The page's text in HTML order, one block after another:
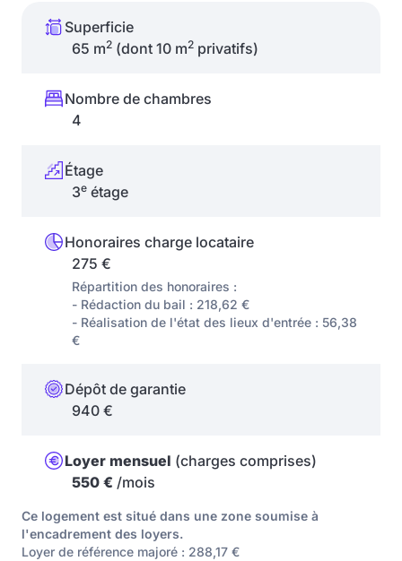
Superficie
65 m2 (dont 10 m2 privatifs)
Nombre de chambres
4
Étage
3e étage
Honoraires charge locataire
275 €
Répartition des honoraires :
- Rédaction du bail : 218,62 €
- Réalisation de l'état des lieux d'entrée : 56,38
€
Dépôt de garantie
940 €
Loyer mensuel (charges comprises)
550 € /mois
Ce logement est situé dans une zone soumise à
l'encadrement des loyers.
Loyer de référence majoré : 288,17 €